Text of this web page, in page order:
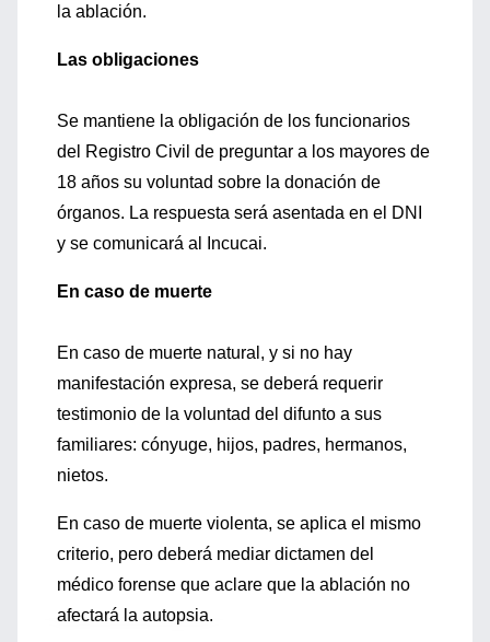
la ablación.
Las obligaciones
Se mantiene la obligación de los funcionarios
del Registro Civil de preguntar a los mayores de
18 años su voluntad sobre la donación de
órganos. La respuesta será asentada en el DNI
y se comunicará al Incucai.
En caso de muerte
En caso de muerte natural, y si no hay
manifestación expresa, se deberá requerir
testimonio de la voluntad del difunto a sus
familiares: cónyuge, hijos, padres, hermanos,
nietos.
En caso de muerte violenta, se aplica el mismo
criterio, pero deberá mediar dictamen del
médico forense que aclare que la ablación no
afectará la autopsia.